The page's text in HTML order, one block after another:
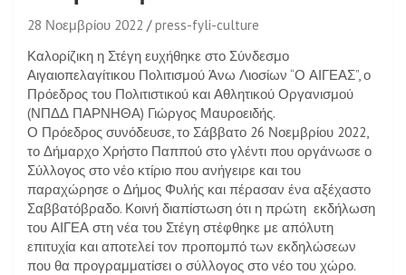
28 Νοεμβρίου 2022
press-fyli-culture
Καλορίζικη η Στέγη ευχήθηκε στο Σύνδεσμο
Αιγαιοπελαγίτικου Πολιτισμού Άνω Λιοσίων “Ο ΑΙΓΕΑΣ”, ο
Πρόεδρος του Πολιτιστικού και Αθλητικού Οργανισμού
(ΝΠΔΔ ΠΑΡΝΗΘΑ) Γιώργος Μαυροειδής.
Ο Πρόεδρος συνόδευσε, το Σάββατο 26 Νοεμβρίου 2022,
το Δήμαρχο Χρήστο Παππού στο γλέντι που οργάνωσε ο
Σύλλογος στο νέο κτίριο που ανήγειρε και του
παραχώρησε ο Δήμος Φυλής και πέρασαν ένα αξέχαστο
Σαββατόβραδο. Κοινή διαπίστωση ότι η πρώτη εκδήλωση
του ΑΙΓΕΑ στη νέα του Στέγη στέφθηκε με απόλυτη
επιτυχία και αποτελεί τον προπομπό των εκδηλώσεων
που θα προγραμματίσει ο σύλλογος στο νέο του χώρο.